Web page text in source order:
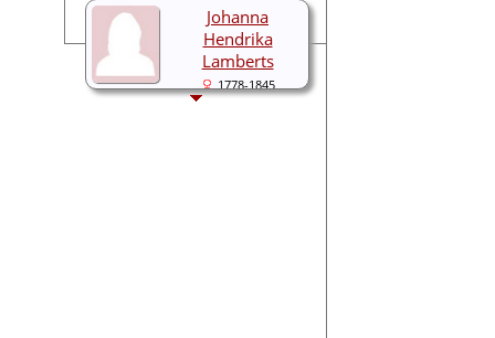
Johanna
Hendrika
Lamberts
1778-1845